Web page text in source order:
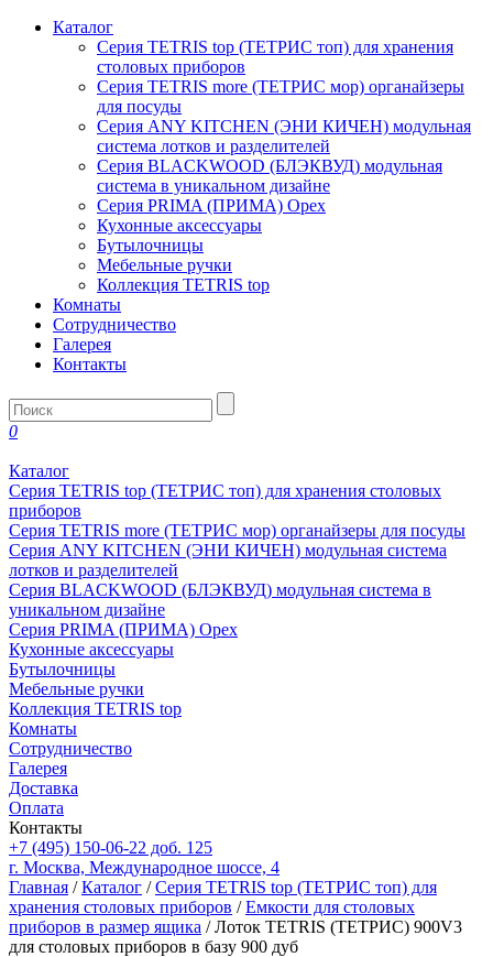
Каталог
Серия TETRIS top (ТЕТРИС топ) для хранения
столовых приборов
Серия TETRIS more (ТЕТРИС мор) органайзеры
для посуды
Серия ANY KITCHEN (ЭНИ КИЧЕН) модульная
система лотков и разделителей
Серия BLACKWOOD (БЛЭКВУД) модульная
система в уникальном дизайне
Серия PRIMA (ПРИМА) Орех
Кухонные аксессуары
Бутылочницы
Мебельные ручки
Коллекция TETRIS top
Комнаты
Сотрудничество
Галерея
Контакты
0
Каталог
Серия TETRIS top (ТЕТРИС топ) для хранения столовых
приборов
Серия TETRIS more (ТЕТРИС мор) органайзеры для посуды
Серия ANY KITCHEN (ЭНИ КИЧЕН) модульная система
лотков и разделителей
Серия BLACKWOOD (БЛЭКВУД) модульная система в
уникальном дизайне
Серия PRIMA (ПРИМА) Орех
Кухонные аксессуары
Бутылочницы
Мебельные ручки
Коллекция TETRIS top
Комнаты
Сотрудничество
Галерея
Доставка
Оплата
Контакты
+7 (495) 150-06-22 доб. 125
г. Москва, Международное шоссе, 4
Главная /Каталог /Серия TETRIS top (ТЕТРИС топ) для
хранения столовых приборов /Емкости для столовых
приборов в размер ящика / Лоток TETRIS (ТЕТРИС) 900V3
для столовых приборов в базу 900 дуб